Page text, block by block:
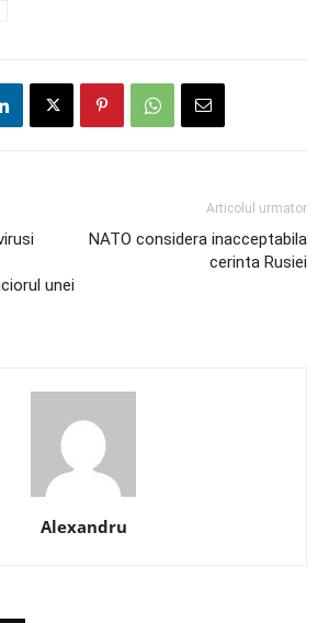
unei
Articolul urmator
NATO considera inacceptabila
cerinta Rusiei
Alexandru